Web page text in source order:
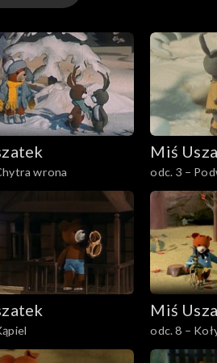
wrona
Miś
odc. 3 –
Miś
odc. 8 –